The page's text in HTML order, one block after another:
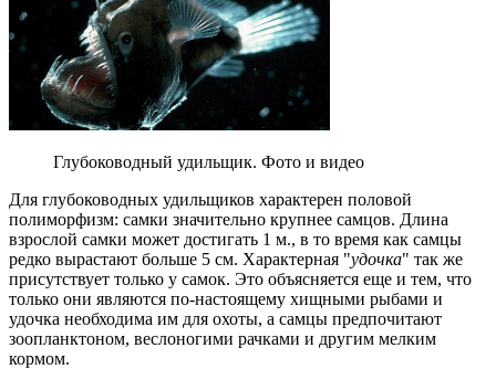
Глубоководный удильщик. Фото и видео
Для глубоководных удильщиков характерен половой
полиморфизм: самки значительно крупнее самцов. Длина
взрослой самки может достигать 1 м., в то время как самцы
редко вырастают больше 5 см. Характерная "удочка" так же
присутствует только у самок. Это объясняется еще и тем, что
только они являются по-настоящему хищными рыбами и
удочка необходима им для охоты, а самцы предпочитают
зоопланктоном, веслоногими рачками и другим мелким
кормом.